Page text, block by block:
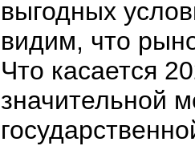
выгодных
видим, что
Что касается
значительной